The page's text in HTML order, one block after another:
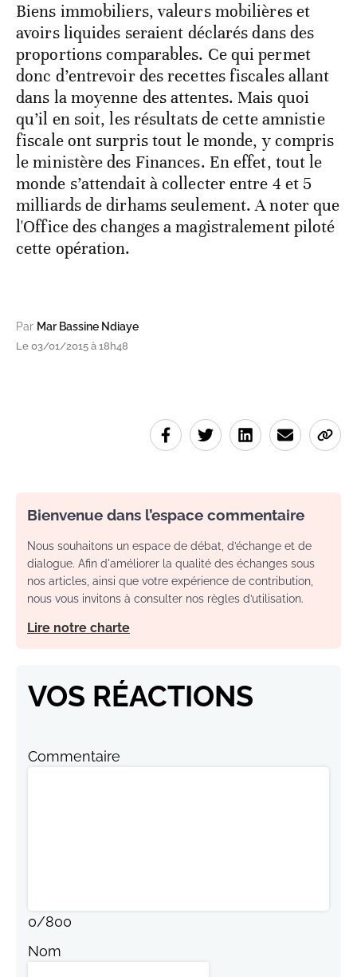
Biens immobiliers, valeurs mobilières et
avoirs liquides seraient déclarés dans des
proportions comparables. Ce qui permet
donc d’entrevoir des recettes fiscales allant
dans la moyenne des attentes. Mais quoi
qu’il en soit, les résultats de cette amnistie
fiscale ont surpris tout le monde, y compris
le ministère des Finances. En effet, tout le
monde s’attendait à collecter entre 4 et 5
milliards de dirhams seulement. A noter que
l'Office des changes a magistralement piloté
cette opération.
Par Mar Bassine Ndiaye
Le 03/01/2015 à 18h48
Bienvenue dans l’espace commentaire
Nous souhaitons un espace de débat, d’échange et de
dialogue. Afin d'améliorer la qualité des échanges sous
nos articles, ainsi que votre expérience de contribution,
nous vous invitons à consulter nos règles d’utilisation.
Lire notre charte
VOS RÉACTIONS
Commentaire
0/800
Nom